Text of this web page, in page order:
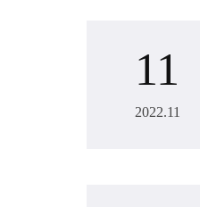
11
2022.11